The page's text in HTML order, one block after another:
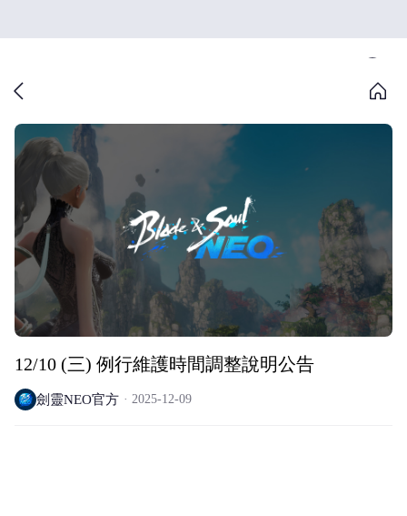
12/10 (三) 例行維護時間調整說明公告
劍靈NEO官方 2025-12-09